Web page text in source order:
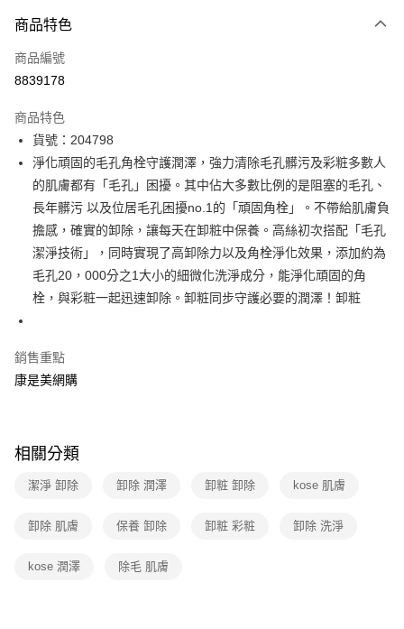
icash Pay
信用卡一次付款
超商取貨付款
LINE Pay
Apple Pay
街口支付
悠遊付
Google Pay
超商取貨付款(下單後3-5個工作天配送)
每筆NT$70，滿NT$399(含以上)免運費
宅配-下單後3-5個工作天配送(不含預購品)，箱購品分箱出貨
每筆NT$100，滿NT$799(含以上)免運費
商品特色
商品編號
8839178
商品特色
貨號：204798
淨化頑固的毛孔角栓守護潤澤，強力清除毛孔髒污及彩粧多數人
的肌膚都有「毛孔」困擾。其中佔大多數比例的是阻塞的毛孔、
長年髒污 以及位居毛孔困擾no.1的「頑固角栓」。不帶給肌膚負
擔感，確實的卸除，讓每天在卸粧中保養。高絲初次搭配「毛孔
潔淨技術」，同時實現了高卸除力以及角栓淨化效果，添加約為
毛孔20，000分之1大小的細微化洗淨成分，能淨化頑固的角
栓，與彩粧一起迅速卸除。卸粧同步守護必要的潤澤！卸粧
銷售重點
康是美網購
相關分類
潔淨 卸除 卸除 潤澤 卸粧 卸除 kose 肌膚
卸除 肌膚 保養 卸除 卸粧 彩粧 卸除 洗淨
kose 潤澤 除毛 肌膚